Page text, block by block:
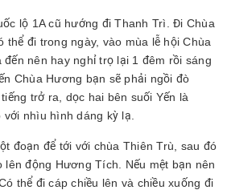
lộ 1A cũ hướng đi Thanh Trì. Đi Chùa
thể đi trong ngày, vào mùa lễ hội Chùa
nên hay nghỉ trọ lại 1 đêm rồi sáng
Chùa Hương bạn sẽ phải ngồi đò
trở ra, dọc hai bên suối Yến là
nhìu hình dáng kỳ lạ.
đoạn để tới với chùa Thiên Trù, sau đó
lên động Hương Tích. Nếu mệt bạn nên
thể đi cáp chiều lên và chiều xuống đi